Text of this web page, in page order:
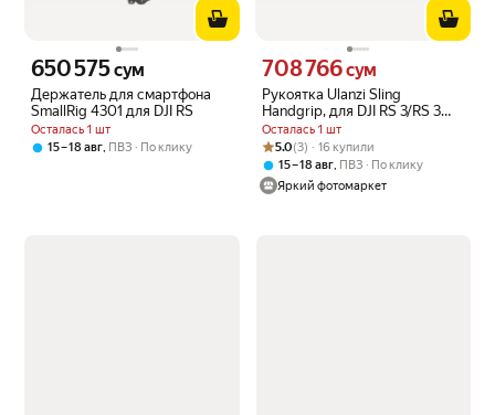
Держатель для смартфона
SmallRig 4301 для DJI RS
Осталась 1 шт
Цена 650575 сум вместо
650 575сум
15 – 18 авг, ПВЗ По клику
Рукоятка Ulanzi Sling
Handgrip, для DJI RS 3/RS 3
Mini/RS 3 Pro/SC/RSC 2
Осталась 1 шт
Цена 708766 сум вместо
708 766сум
Рейтинг товара: 5.0 из 5
Оценок: (3) · 16 купили
5.0(3) · 16 купили
15 – 18 авг, ПВЗ
По клику
Яркий фотомаркет